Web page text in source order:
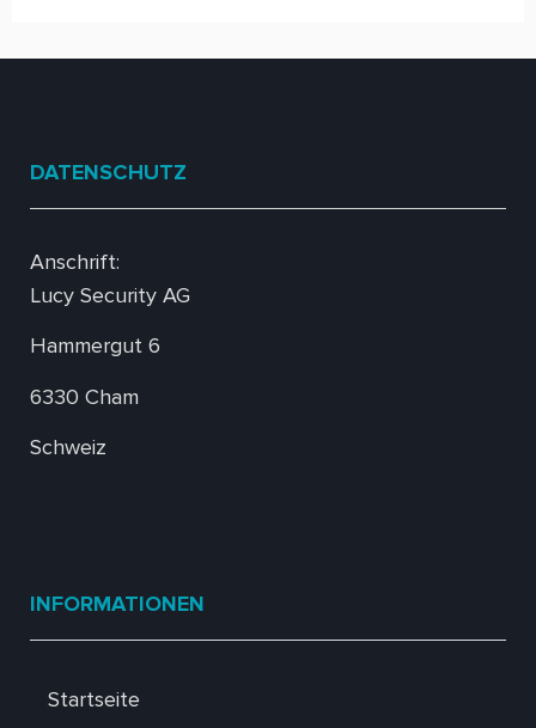
DATENSCHUTZ
Anschrift:
Lucy Security AG
Hammergut 6
6330 Cham
Schweiz
INFORMATIONEN
Startseite